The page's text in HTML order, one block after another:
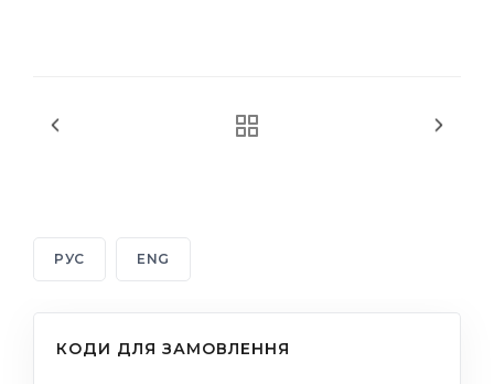
РУС ENG
КОДИ ДЛЯ ЗАМОВЛЕННЯ